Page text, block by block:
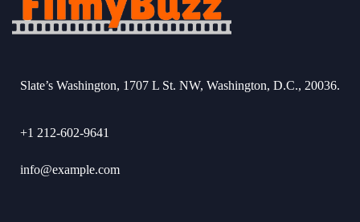
Slate’s Washington, 1707 L St. NW, Washington, D.C., 20036.
+1 212-602-9641
info@example.com